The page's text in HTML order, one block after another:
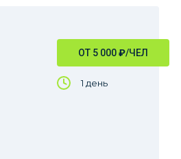
ОТ 5 000₽/ЧЕЛ
1 день